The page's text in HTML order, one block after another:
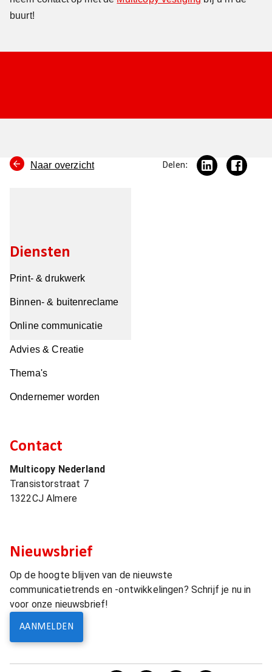
buurt!
Naar overzicht Delen:
Diensten
Print- & drukwerk
Binnen- & buitenreclame
Online communicatie
Advies & Creatie
Thema's
Ondernemer worden
Contact
Multicopy Nederland
Transistorstraat 7
1322CJ Almere
Nieuwsbrief
Op de hoogte blijven van de nieuwste
communicatietrends en -ontwikkelingen? Schrijf je nu in
voor onze nieuwsbrief!
AANMELDEN